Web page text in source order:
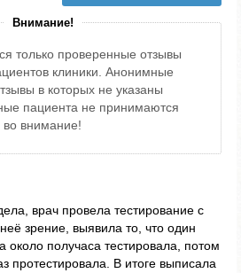
Внимание!
только проверенные отзывы
клиники. Анонимные
в которых не указаны
пациента не принимаются
во внимание!
врач провела тестирование с
зрение, выявила то, что один
около получаса тестировала, потом
протестировала. В итоге выписала